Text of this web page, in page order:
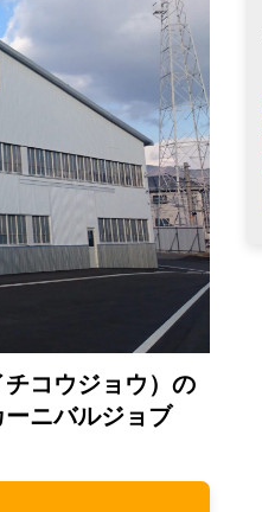
コウジョウ）の
ーニバルジョブ